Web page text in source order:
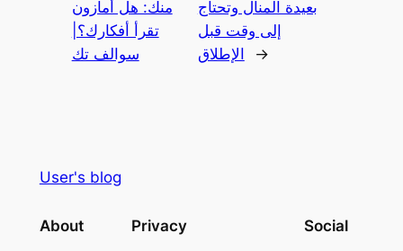
منك: هل أمازون
تقرأ أفكارك؟|
سوالف تك
بعيدة المنال وتحتاج
إلى وقت قبل
الإطلاق
→
User's blog
About Privacy Social